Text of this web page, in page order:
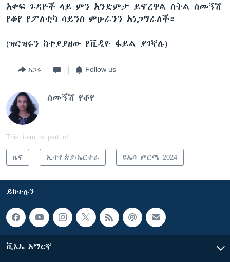
አቀፍ ጉዳዮች ላይ ምን አንድምታ ይኖረዋል ስትል ስመኝሽ
የቆየ የፖለቲካ ሳይንስ ምሁራንን አነጋግራለች።
(ዝርዝሩን ከተያያዘው የቪዲዮ ፋይል ያገኛሉ)
አጋሩ Follow us
ስመኝሽ የቆየ
This item is part of
ዜና ኢትዮጵያ/ኤርትራ ዩኤስ ምርጫ 2024
ይከተሉን
ቪኦኤ አማርኛ